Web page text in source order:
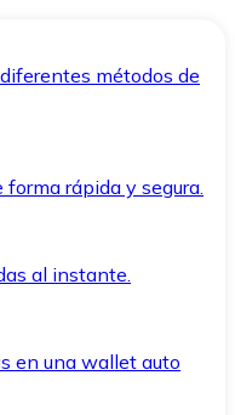
métodos de
rápida y segura.
al instante.
en una wallet auto